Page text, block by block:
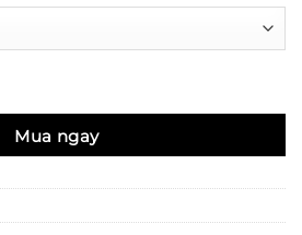
Mask - Mặt nạ giúp làm sáng và đều